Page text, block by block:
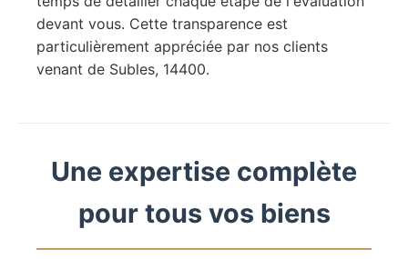
devant vous. Cette transparence est
particulièrement appréciée par nos clients
venant de Subles, 14400.
Une expertise complète
pour tous vos biens